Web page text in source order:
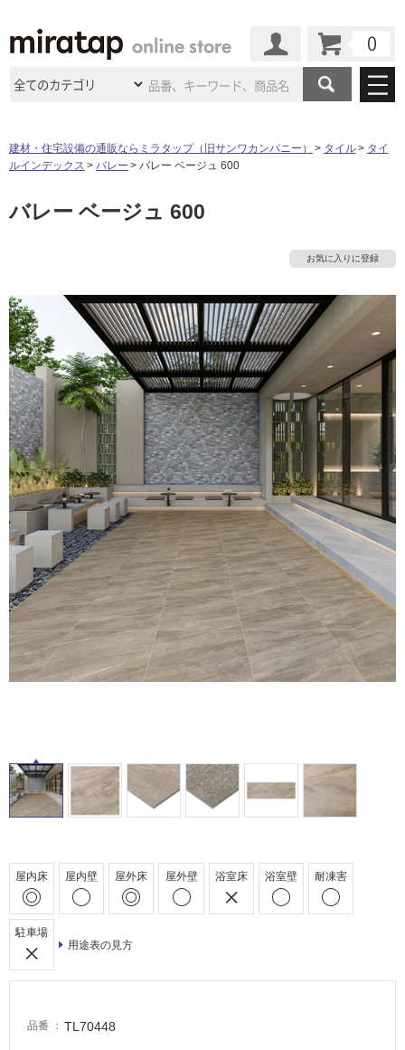
商品カテゴリ
トイレ
エクステリア（外構）
ウッドデッキ フローリング・床材
収納 インテリア・家具
照明 ペット用品
内装用建材 パネル・壁材
ロートアイアン 天然石・石材
メンテナンス・施工材 新商品
施工事例
施工事例
インタビュー
店舗・施設事例
ショールーム
ショールーム
大阪 ショールーム 仙台ショールーム
名古屋 ショールーム 京都ショールーム
福岡 ショールーム 札幌スマートショールー
ム
横浜スマートショールー
ム
ウェルビーみのおHDC
BOX
サポート
ご利用ガイド 初めての方へ
よくある質問 お問い合わせ
修理お問い合わせ クレーム公開
説明書・図面検索 水まわり3年保証
お役立ち情報 住まいのスタイリング
アイデア
ミラタップチャンネル
オンライン相談
その他サービス
ミラタップと創る家
ASOLIE
工事会社紹介Coziコンシ
ェルジュ
自分らしい家づくり
SUVACO
最高のリノベ会社が
かるリノベりす
建材・住宅設備の通販ならミラタップ（旧サンワカンパニー） タイル
タイ
ルインデックス
バレー バレー ベージュ 600
バレー ベージュ 600
お気に入りに登録
屋内床 屋内壁 屋外床 屋外壁 浴室床 浴室壁 耐凍害
駐車場
用途表の見方
品番 TL70448
タ
イ
ル
屋
内
床・
屋
室
床・
駐
非
常
適
る